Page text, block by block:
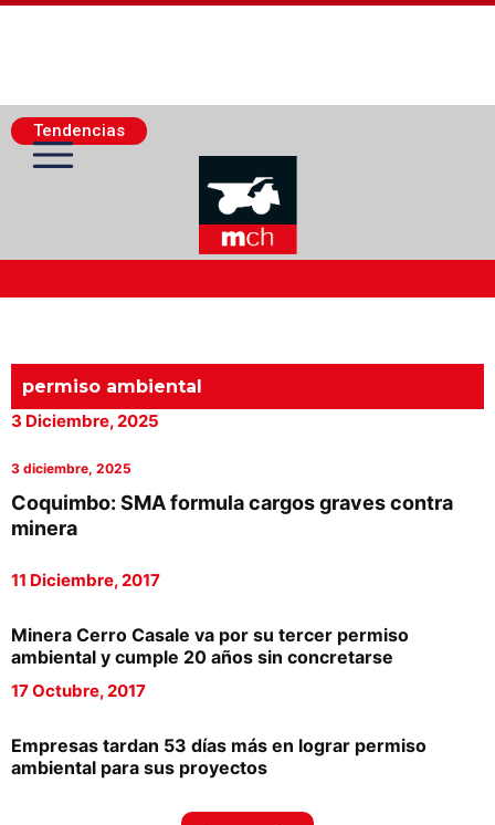
Tendencias
Actualidad Minera
Minería Superficie
Minerí­a Subterránea
Proveedores
Designaciones
Calendario de Eventos
Revistas Digital
Siguenos
permiso ambiental
3 Diciembre, 2025
3 diciembre, 2025
Coquimbo: SMA formula cargos graves contra
minera
11 Diciembre, 2017
Minera Cerro Casale va por su tercer permiso
ambiental y cumple 20 años sin concretarse
17 Octubre, 2017
Empresas tardan 53 días más en lograr permiso
ambiental para sus proyectos